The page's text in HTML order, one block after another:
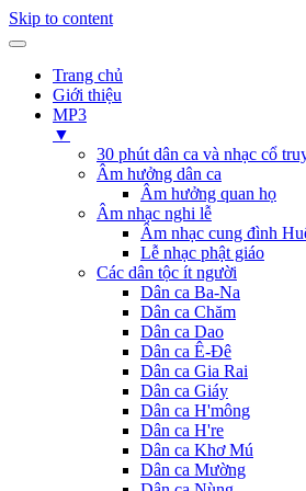
Skip to content
Trang chủ
Giới thiệu
MP3
▼
30 phút dân ca và nhạc cổ
Âm hưởng dân ca
Âm hưởng quan họ
Âm nhạc nghi lễ
Âm nhạc cung đình
Lễ nhạc phật giáo
Các dân tộc ít người
Dân ca Ba-Na
Dân ca Chăm
Dân ca Dao
Dân ca Ê-Đê
Dân ca Gia Rai
Dân ca Giáy
Dân ca H'mông
Dân ca H're
Dân ca Khơ Mú
Dân ca Mường